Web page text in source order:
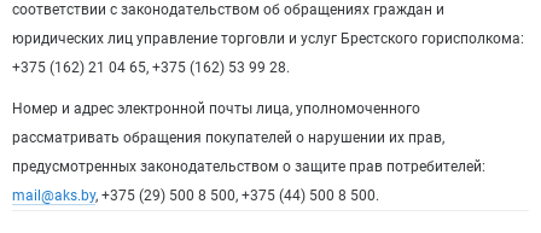
соответствии с законодательством об обращениях граждан и
юридических лиц управление торговли и услуг Брестского горисполкома:
+375 (162) 21 04 65, +375 (162) 53 99 28.
Номер и адрес электронной почты лица, уполномоченного
рассматривать обращения покупателей о нарушении их прав,
предусмотренных законодательством о защите прав потребителей:
mail@aks.by, +375 (29) 500 8 500, +375 (44) 500 8 500.